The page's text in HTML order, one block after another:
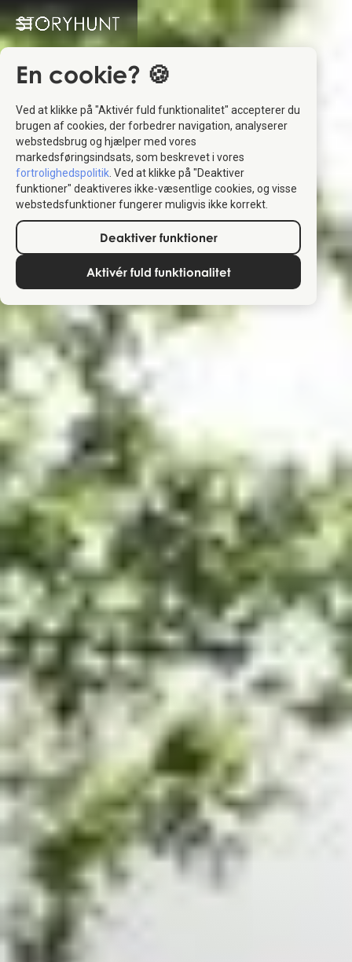
En cookie? 🍪
Ved at klikke på "Aktivér fuld funktionalitet" accepterer du
brugen af cookies, der forbedrer navigation, analyserer
webstedsbrug og hjælper med vores
markedsføringsindsats, som beskrevet i vores
fortrolighedspolitik . Ved at klikke på "Deaktiver
funktioner" deaktiveres ikke-væsentlige cookies, og visse
webstedsfunktioner fungerer muligvis ikke korrekt.
Deaktiver funktioner
Aktivér fuld funktionalitet